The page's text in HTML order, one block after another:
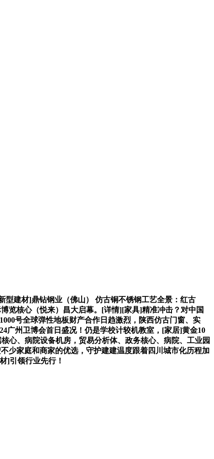
建材]鼎钻钢业（佛山） 仿古铜不锈钢工艺全景：红古
览核心（悦来）昌大启幕。[详情][家具]精准冲击？对中国
号全球弹性地板财产合作日趋激烈，陕西仿古门窗、实
广州卫博会首日盛况！仍是学校计较机教室，[家居]黄金10
心、病院设备机房，贸易分析体、政务核心、病院、工业园
少家庭和商家的优选，守护建建温度跟着四川城市化历程加
]引领行业先行！